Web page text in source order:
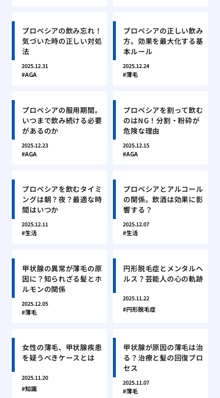
プロペシアの飲み忘れ！
気づいた時の正しい対処
法
2025.12.31
AGA
プロペシアの正しい飲み
方。効果を最大化する基
本ルール
2025.12.24
薄毛
プロペシアの服用期間。
いつまで飲み続ける必要
があるのか
2025.12.23
AGA
プロペシアを割って飲む
のはNG！分割・粉砕が
危険な理由
2025.12.15
AGA
プロペシアを飲むタイミ
ングは朝？夜？最適な時
間はいつか
2025.12.11
生活
プロペシアとアルコール
の関係。飲酒は効果に影
響する？
2025.12.07
生活
甲状腺の異常が薄毛の原
因に？知られざる髪とホ
ルモンの関係
2025.12.05
薄毛
円形脱毛症とメンタルヘ
ルス？芸能人の心の軌跡
2025.11.22
円形脱毛症
女性の薄毛、甲状腺疾患
を疑うべきケースとは
2025.11.20
知識
甲状腺が原因の薄毛は治
る？治療と髪の回復プロ
セス
2025.11.07
薄毛